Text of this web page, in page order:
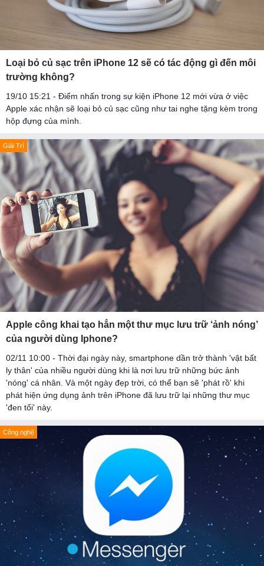
Loại bỏ củ sạc trên iPhone 12 sẽ có tác động gì đến môi
trường không?
19/10 15:21 - Điểm nhấn trong sự kiện iPhone 12 mới vừa ở việc
Apple xác nhận sẽ loại bỏ củ sạc cũng như tai nghe tặng kèm trong
hộp đựng của mình.
Giải Trí
Apple công khai tạo hẳn một thư mục lưu trữ ‘ảnh nóng’
của người dùng Iphone?
02/11 10:00 - Thời đại ngày này, smartphone dần trở thành 'vật bất
ly thân' của nhiều người dùng khi là nơi lưu trữ những bức ảnh
'nóng' cá nhân. Và một ngày đẹp trời, có thể bạn sẽ 'phát rồ' khi
phát hiện ứng dụng ảnh trên iPhone đã lưu trữ lại những thư mục
'đen tối' này.
Công nghệ